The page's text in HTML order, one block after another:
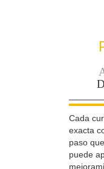
Cada
exacta
paso
puede